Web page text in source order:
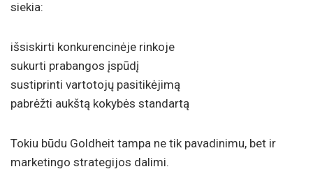
siekia:
išsiskirti konkurencinėje rinkoje
sukurti prabangos įspūdį
sustiprinti vartotojų pasitikėjimą
pabrėžti aukštą kokybės standartą
Tokiu būdu Goldheit tampa ne tik pavadinimu, bet ir
marketingo strategijos dalimi.